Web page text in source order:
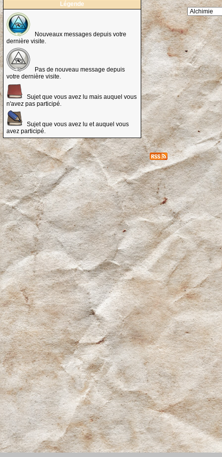
Légende
Nouveaux messages depuis votre
dernière visite.
Pas de nouveau message depuis
votre dernière visite.
Sujet que vous avez lu mais auquel vous
n'avez pas participé.
Sujet que vous avez lu et auquel vous
avez participé.